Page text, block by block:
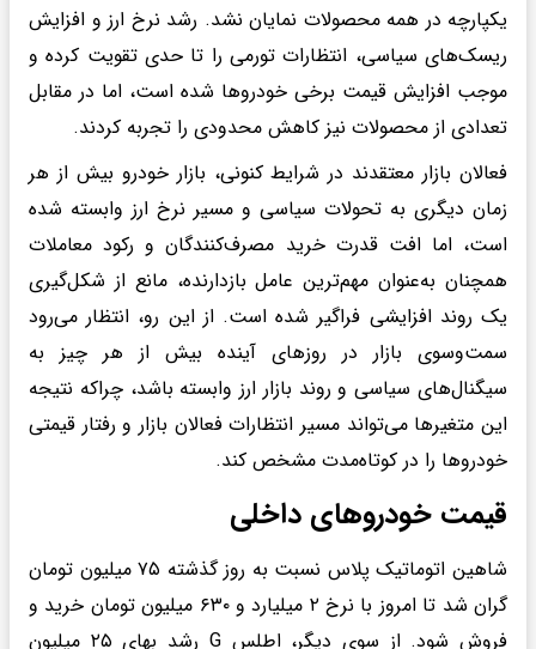
یکپارچه در همه محصولات نمایان نشد. رشد نرخ ارز و افزایش
ریسک‌های سیاسی، انتظارات تورمی را تا حدی تقویت کرده و
موجب افزایش قیمت برخی خودروها شده است، اما در مقابل
تعدادی از محصولات نیز کاهش محدودی را تجربه کردند.
فعالان بازار معتقدند در شرایط کنونی، بازار خودرو بیش از هر
زمان دیگری به تحولات سیاسی و مسیر نرخ ارز وابسته شده
است، اما افت قدرت خرید مصرف‌کنندگان و رکود معاملات
همچنان به‌عنوان مهم‌ترین عامل بازدارنده، مانع از شکل‌گیری
یک روند افزایشی فراگیر شده است. از این رو، انتظار می‌رود
سمت‌وسوی بازار در روزهای آینده بیش از هر چیز به
سیگنال‌های سیاسی و روند بازار ارز وابسته باشد، چراکه نتیجه
این متغیرها می‌تواند مسیر انتظارات فعالان بازار و رفتار قیمتی
خودروها را در کوتاه‌مدت مشخص کند.
قیمت خودروهای داخلی
شاهین اتوماتیک پلاس نسبت به روز گذشته ۷۵ میلیون تومان
گران شد تا امروز با نرخ ۲ میلیارد و ۶۳۰ میلیون تومان خرید و
فروش شود. از سوی دیگر، اطلس G رشد بهای ۲۵ میلیون